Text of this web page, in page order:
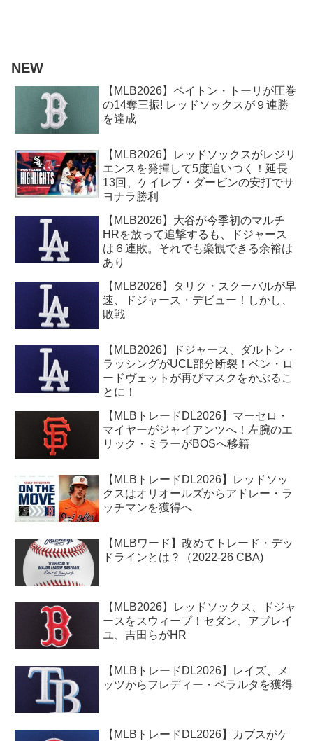
NEW
【MLB2026】ペイトン・トーリが圧巻
の14奪三振! レッドソックスが９連勝
を達成
【MLB2026】レッドソックスがレジリ
エンスを発揮して5度追いつく！延長
13回、ケイレブ・ダービンの安打でサ
ヨナラ勝利
【MLB2026】大谷が今季初のマルチ
HRを放って追撃するも、ドジャース
は６連敗。それでも楽観できる余裕は
あり
【MLB2026】タリク・スクーバルが早
速、ドジャース・デビュー！しかし、
敗戦
【MLB2026】ドジャース、ダルトン・
ラッシングがUCL部分断裂！ベン・ロ
ードヴェットが再びマスクをかぶるこ
とに！
【MLBトレードDL2026】マーセロ・
マイヤーがジャイアンツへ！左腕のエ
リック・ミラーがBOSへ移籍
【MLBトレードDL2026】レッドソッ
クスはオリオールズからアドレー・ラ
ッチマンを獲得へ
【MLBワード】改めてトレード・デッ
ドラインとは？（2022-26 CBA)
【MLB2026】レッドソックス、ドジャ
ースをスウィープ！セダン、アブレイ
ユ、吉田らがHR
【MLBトレードDL2026】レイズ、メ
ッツからフレディー・ペラルタを獲得
【MLBトレードDL2026】カブスがケ